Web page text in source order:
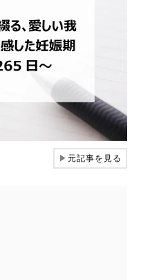
▶元記事を見る